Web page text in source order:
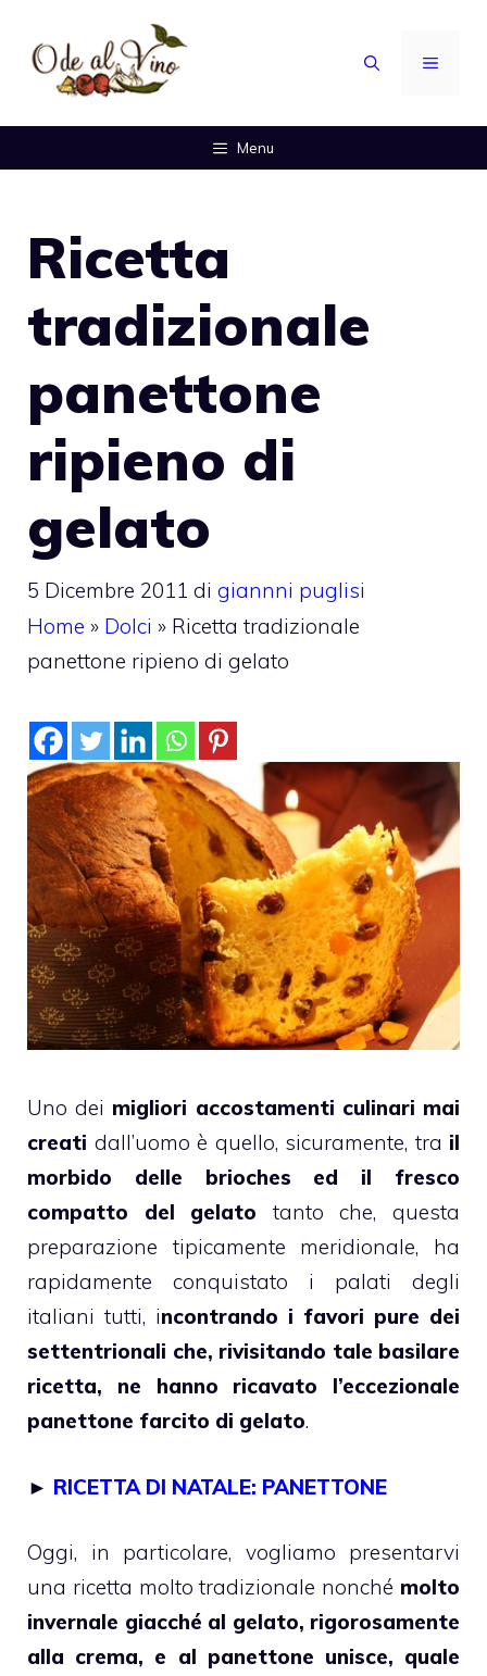
contenuto
MENU
Menu
Ricetta
tradizionale
panettone
ripieno di
gelato
5 Dicembre 2011 di giannni puglisi
Home » Dolci » Ricetta tradizionale
panettone ripieno di gelato
Uno dei migliori accostamenti culinari mai
creati dall’uomo è quello, sicuramente, tra il
morbido delle brioches ed il fresco
compatto del gelato tanto che, questa
preparazione tipicamente meridionale, ha
rapidamente conquistato i palati degli
italiani tutti, incontrando i favori pure dei
settentrionali che, rivisitando tale basilare
ricetta, ne hanno ricavato l’eccezionale
panettone farcito di gelato.
► RICETTA DI NATALE: PANETTONE
Oggi, in particolare, vogliamo presentarvi
una ricetta molto tradizionale nonché molto
invernale giacché al gelato, rigorosamente
alla crema, e al panettone unisce, quale